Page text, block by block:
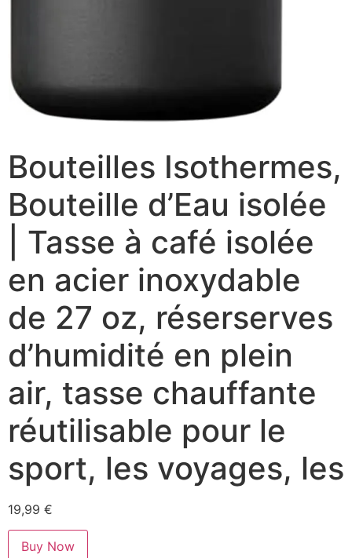
Bouteilles Isothermes,
Bouteille d’Eau isolée
| Tasse à café isolée
en acier inoxydable
de 27 oz, réserserves
d’humidité en plein
air, tasse chauffante
réutilisable pour le
sport, les voyages, les
19,99 €
Buy Now